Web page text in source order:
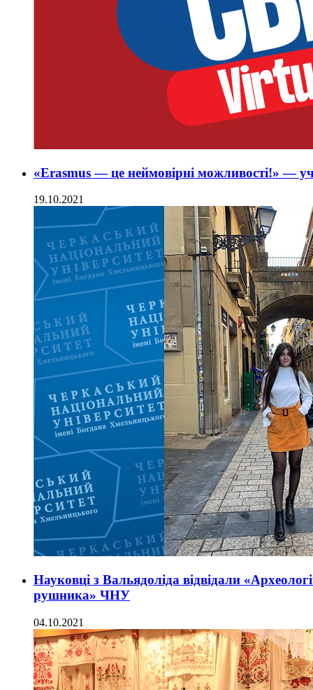
«Erasmus — це неймовірні можливості!» —
19.10.2021
Науковці з Вальядоліда відвідали
рушника» ЧНУ
04.10.2021